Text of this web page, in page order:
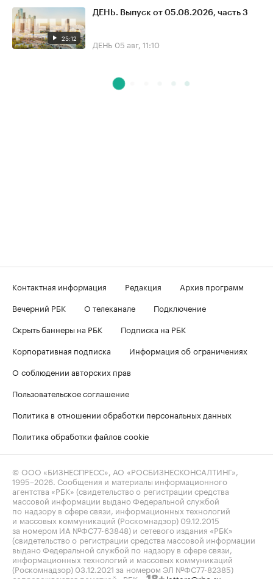
25:12
ДЕНЬ. Выпуск от 05.08.2026, часть 3
ДЕНЬ 05 авг, 11:10
Контактная информация Редакция
Архив программ
Вечерний РБК
О телеканале
Подключение
Скрыть баннеры на РБК
Подписка на РБК
Корпоративная подписка
Информация об ограничениях
О соблюдении авторских прав
Пользовательское соглашение
Политика в отношении обработки персональных данных
Политика обработки файлов cookie
© ООО «БИЗНЕСПРЕСС», АО «РОСБИЗНЕСКОНСАЛТИНГ»,
1995–2026 . Сообщения и материалы информационного
агентства «РБК» (свидетельство о регистрации средства
массовой информации выдано Федеральной службой
по надзору в сфере связи, информационных технологий
и массовых коммуникаций (Роскомнадзор) 09.12.2015
за номером ИА №ФС77-63848) и сетевого издания «РБК»
(свидетельство о регистрации средства массовой информации
выдано Федеральной службой по надзору в сфере связи,
информационных технологий и массовых коммуникаций
(Роскомнадзор) 03.12.2021 за номером ЭЛ №ФС77-82385)